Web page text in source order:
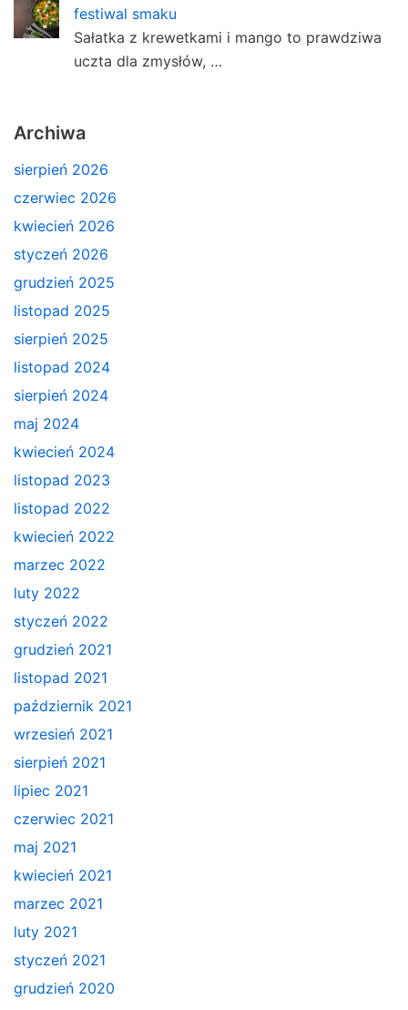
festiwal smaku
Sałatka z krewetkami i mango to prawdziwa
uczta dla zmysłów, …
Archiwa
sierpień 2026
czerwiec 2026
kwiecień 2026
styczeń 2026
grudzień 2025
listopad 2025
sierpień 2025
listopad 2024
sierpień 2024
maj 2024
kwiecień 2024
listopad 2023
listopad 2022
kwiecień 2022
marzec 2022
luty 2022
styczeń 2022
grudzień 2021
listopad 2021
październik 2021
wrzesień 2021
sierpień 2021
lipiec 2021
czerwiec 2021
maj 2021
kwiecień 2021
marzec 2021
luty 2021
styczeń 2021
grudzień 2020